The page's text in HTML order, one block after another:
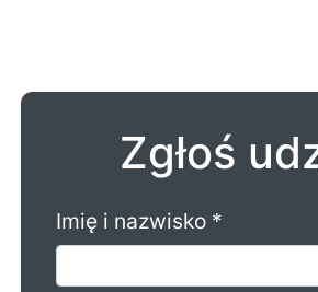
Zgłoś
Imię i nazwisko *